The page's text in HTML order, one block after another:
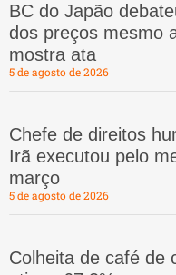
BC do Japão
dos preços mesmo
mostra ata
5 de agosto de 2026
Chefe de direitos
Irã executou pelo
março
5 de agosto de 2026
Colheita de café de